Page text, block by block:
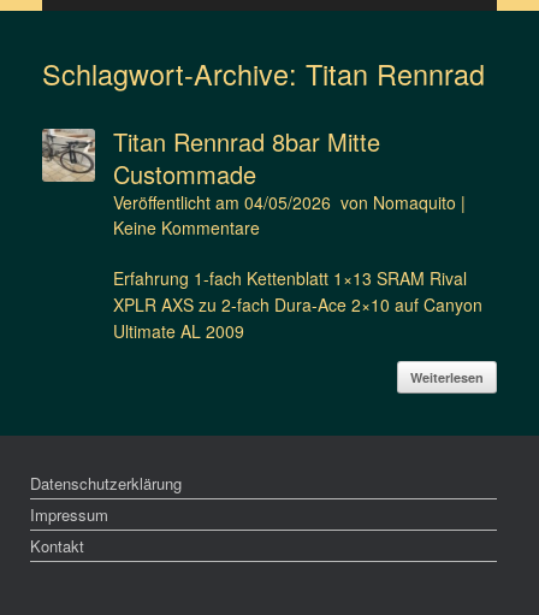
Schlagwort-Archive: Titan Rennrad
Titan Rennrad 8bar Mitte
Custommade
Veröffentlicht am 04/05/2026 von Nomaquito |
Keine Kommentare
Erfahrung 1-fach Kettenblatt 1×13 SRAM Rival
XPLR AXS zu 2-fach Dura-Ace 2×10 auf Canyon
Ultimate AL 2009
Weiterlesen
Datenschutzerklärung
Impressum
Kontakt